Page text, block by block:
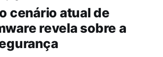
cenário atual de
revela sobre a